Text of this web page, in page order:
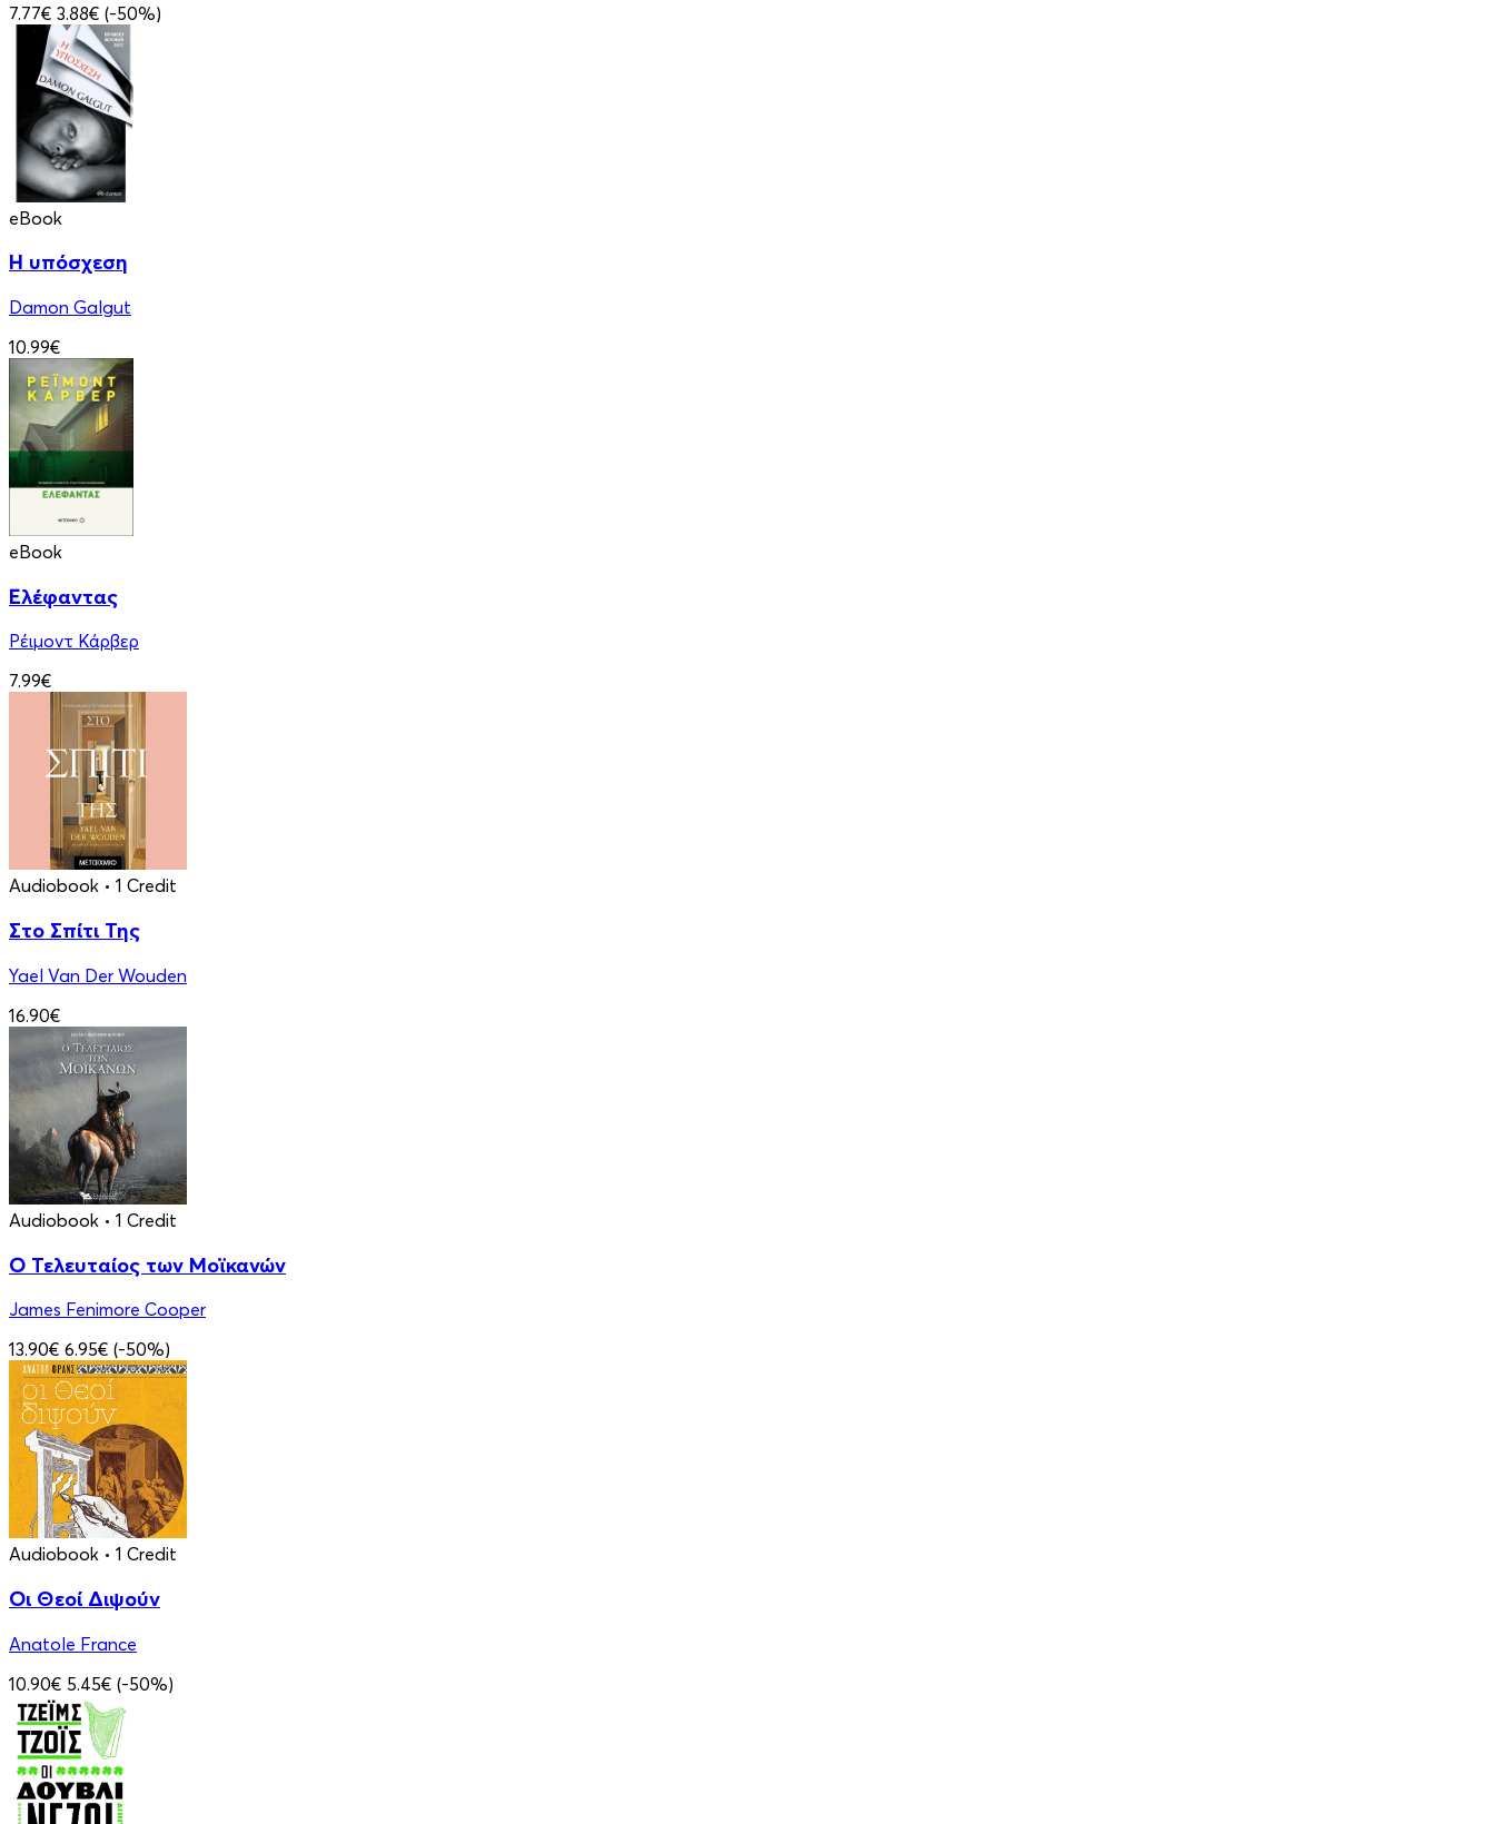
7.77€ 3.88€ (-50%)
eBook
Η υπόσχεση
Damon Galgut
10.99€
eBook
Ελέφαντας
Ρέιμοντ Κάρβερ
7.99€
Audiobook • 1 Credit
Στο Σπίτι Της
Yael Van Der Wouden
16.90€
Audiobook • 1 Credit
Ο Τελευταίος των Μοϊκανών
James Fenimore Cooper
13.90€ 6.95€ (-50%)
Audiobook • 1 Credit
Οι Θεοί Διψούν
Anatole France
10.90€ 5.45€ (-50%)